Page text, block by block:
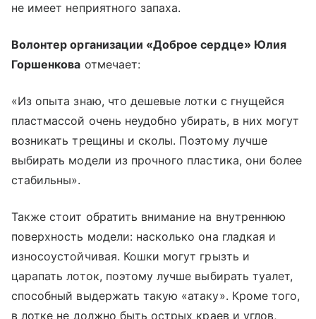
не имеет неприятного запаха.
Волонтер организации «Доброе сердце» Юлия
Горшенкова отмечает:
«Из опыта знаю, что дешевые лотки с гнущейся
пластмассой очень неудобно убирать, в них могут
возникать трещины и сколы. Поэтому лучше
выбирать модели из прочного пластика, они более
стабильны».
Также стоит обратить внимание на внутреннюю
поверхность модели: насколько она гладкая и
износоустойчивая. Кошки могут грызть и
царапать лоток, поэтому лучше выбирать туалет,
способный выдержать такую «атаку». Кроме того,
в лотке не должно быть острых краев и углов,